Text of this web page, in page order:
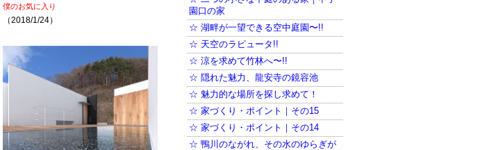
僕のお気に入り
（2018/1/24）
園口の家
☆ 湖畔が一望できる空中庭園〜!!
☆ 天空のラピュータ!!
☆ 涼を求めて竹林へ〜!!
☆ 隠れた魅力、龍安寺の鏡容池
☆ 魅力的な場所を探し求めて！
☆ 家づくり・ポイント｜その15
☆ 家づくり・ポイント｜その14
☆ 鴨川のながれ、その水のゆらぎが